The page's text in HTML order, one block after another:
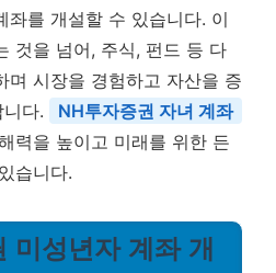
좌를 개설할 수 있습니다. 이
것을 넘어, 주식, 펀드 등 다
며 시장을 경험하고 자산을 증
다.
NH투자증권 자녀 계좌
력을 높이고 미래를 위한 든
습니다.
미성년자 계좌 개